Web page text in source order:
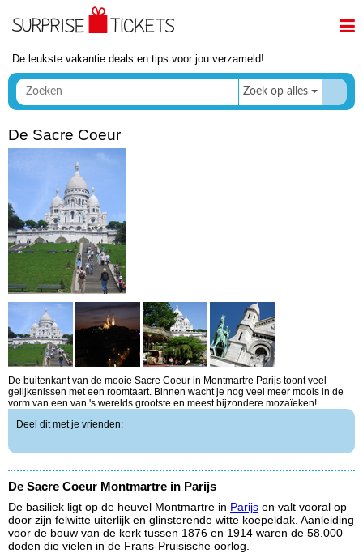
De leukste vakantie deals en tips voor jou verzameld!
Zoek op alles
De Sacre Coeur
De buitenkant van de mooie Sacre Coeur in Montmartre Parijs toont veel
gelijkenissen met een roomtaart. Binnen wacht je nog veel meer moois in de
vorm van een van 's werelds grootste en meest bijzondere mozaïeken!
Deel dit met je vrienden:
De Sacre Coeur Montmartre in Parijs
De basiliek ligt op de heuvel Montmartre in Parijs en valt vooral op
door zijn felwitte uiterlijk en glinsterende witte koepeldak. Aanleiding
voor de bouw van de kerk tussen 1876 en 1914 waren de 58.000
doden die vielen in de Frans-Pruisische oorlog.